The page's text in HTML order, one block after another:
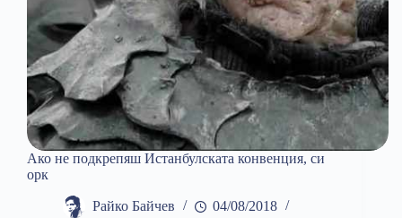
Ако не подкрепяш Истанбулската конвенция, си
орк
Райко Байчев
04/08/2018